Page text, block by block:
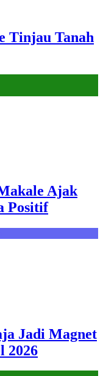
Tinjau Tanah
Ajak
Positif
Jadi Magnet
2026